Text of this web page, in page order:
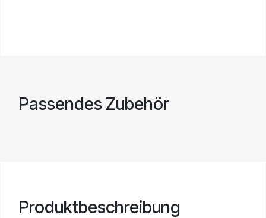
Passendes Zubehör
Produktbeschreibung